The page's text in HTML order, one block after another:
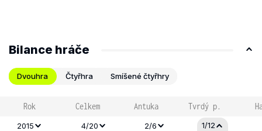
Bilance hráče
Dvouhra Čtyřhra Smíšené čtyřhry
Rok Celkem Antuka Tvrdý p.
2015 4/20 2/6 1/12